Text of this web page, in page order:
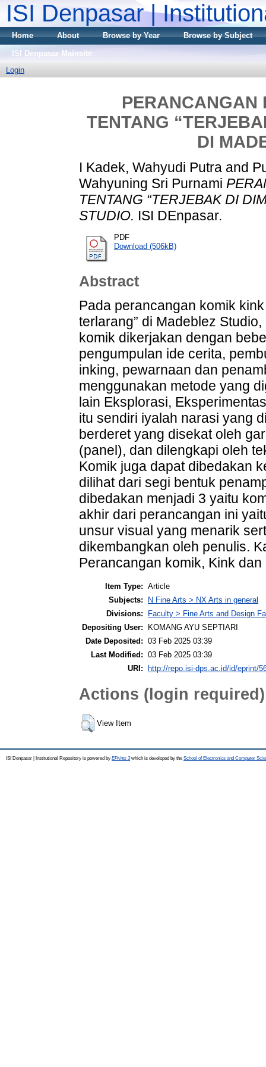
ISI Denpasar |
Home About Browse by Year
Browse by Subject
ISI Denpasar Mainsite
Login
PERANCANGAN
TENTANG
DI
I Kadek, Wahyudi Putra and
Wahyuning Sri Purnami
TENTANG “TERJEBAK DI
STUDIO. ISI DEnpasar.
PDF
Download (506kB)
Abstract
Pada perancangan komik
terlarang” di Madeblez
komik dikerjakan dengan
pengumpulan ide cerita,
inking, pewarnaan dan
menggunakan metode yang
lain Eksplorasi,
itu sendiri iyalah narasi yang
berderet yang disekat oleh
(panel), dan dilengkapi oleh
Komik juga dapat dibedakan
dilihat dari segi bentuk
dibedakan menjadi 3 yaitu
akhir dari perancangan ini
unsur visual yang menarik
dikembangkan oleh penulis.
Perancangan komik, Kink dan
Item Type: Article
Subjects:
N Fine Arts > NX Arts in general
Divisions:
Faculty > Fine Arts and Design
Depositing User:
KOMANG AYU SEPTIARI
Date Deposited: 03 Feb 2025 03:39
Last Modified: 03 Feb 2025 03:39
URI: http://repo.isi-dps.ac.id/id/eprint/
Actions (login required)
View Item
ISI Denpasar | Institutional Repository is powered by EPrints 3which is developed by the School of Electronics and Computer